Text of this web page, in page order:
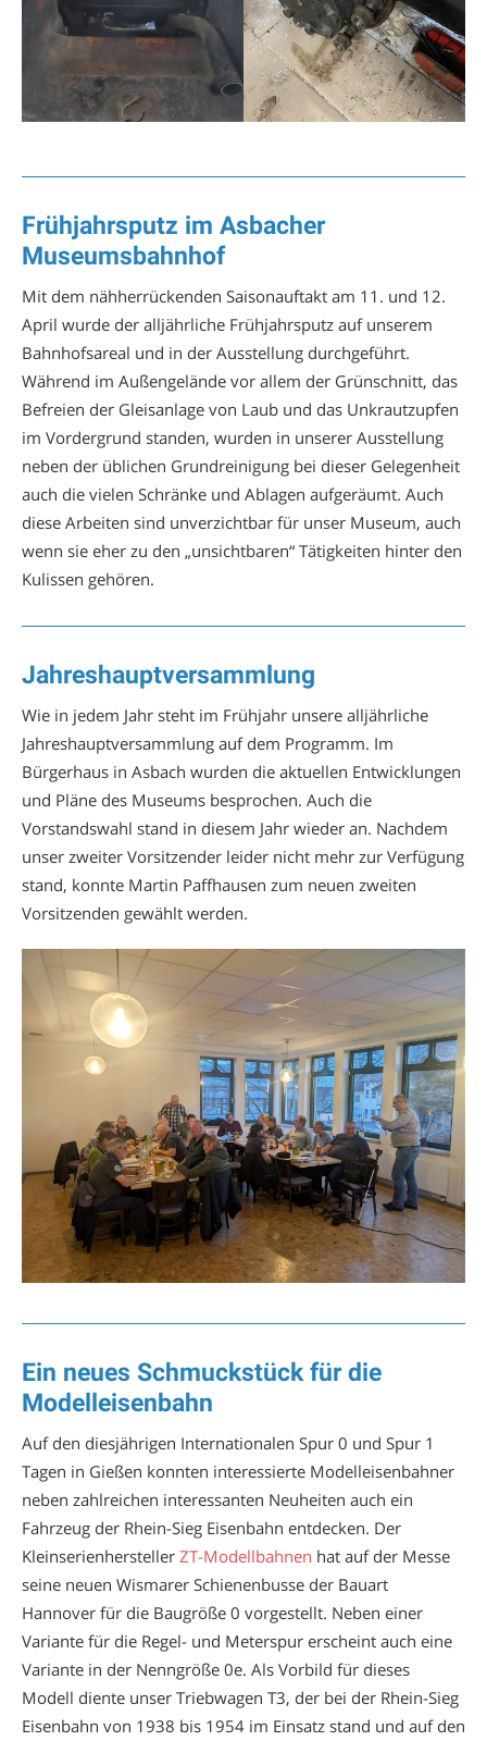
Frühjahrsputz im Asbacher
Museumsbahnhof
Mit dem nähherrückenden Saisonauftakt am 11. und 12.
April wurde der alljährliche Frühjahrsputz auf unserem
Bahnhofsareal und in der Ausstellung durchgeführt.
Während im Außengelände vor allem der Grünschnitt, das
Befreien der Gleisanlage von Laub und das Unkrautzupfen
im Vordergrund standen, wurden in unserer Ausstellung
neben der üblichen Grundreinigung bei dieser Gelegenheit
auch die vielen Schränke und Ablagen aufgeräumt. Auch
diese Arbeiten sind unverzichtbar für unser Museum, auch
wenn sie eher zu den „unsichtbaren“ Tätigkeiten hinter den
Kulissen gehören.
Jahreshauptversammlung
Wie in jedem Jahr steht im Frühjahr unsere alljährliche
Jahreshauptversammlung auf dem Programm. Im
Bürgerhaus in Asbach wurden die aktuellen Entwicklungen
und Pläne des Museums besprochen. Auch die
Vorstandswahl stand in diesem Jahr wieder an. Nachdem
unser zweiter Vorsitzender leider nicht mehr zur Verfügung
stand, konnte Martin Paffhausen zum neuen zweiten
Vorsitzenden gewählt werden.
Ein neues Schmuckstück für die
Modelleisenbahn
Auf den diesjährigen Internationalen Spur 0 und Spur 1
Tagen in Gießen konnten interessierte Modelleisenbahner
neben zahlreichen interessanten Neuheiten auch ein
Fahrzeug der Rhein-Sieg Eisenbahn entdecken. Der
Kleinserienhersteller ZT-Modellbahnen hat auf der Messe
seine neuen Wismarer Schienenbusse der Bauart
Hannover für die Baugröße 0 vorgestellt. Neben einer
Variante für die Regel- und Meterspur erscheint auch eine
Variante in der Nenngröße 0e. Als Vorbild für dieses
Modell diente unser Triebwagen T3, der bei der Rhein-Sieg
Eisenbahn von 1938 bis 1954 im Einsatz stand und auf den